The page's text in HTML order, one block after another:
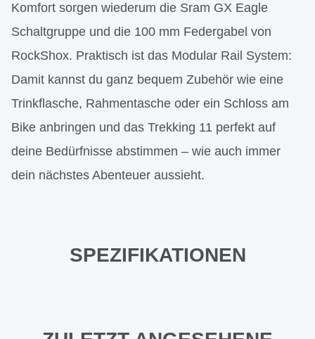
Komfort sorgen wiederum die Sram GX Eagle
Schaltgruppe und die 100 mm Federgabel von
RockShox. Praktisch ist das Modular Rail System:
Damit kannst du ganz bequem Zubehör wie eine
Trinkflasche, Rahmentasche oder ein Schloss am
Bike anbringen und das Trekking 11 perfekt auf
deine Bedürfnisse abstimmen – wie auch immer
dein nächstes Abenteuer aussieht.
SPEZIFIKATIONEN